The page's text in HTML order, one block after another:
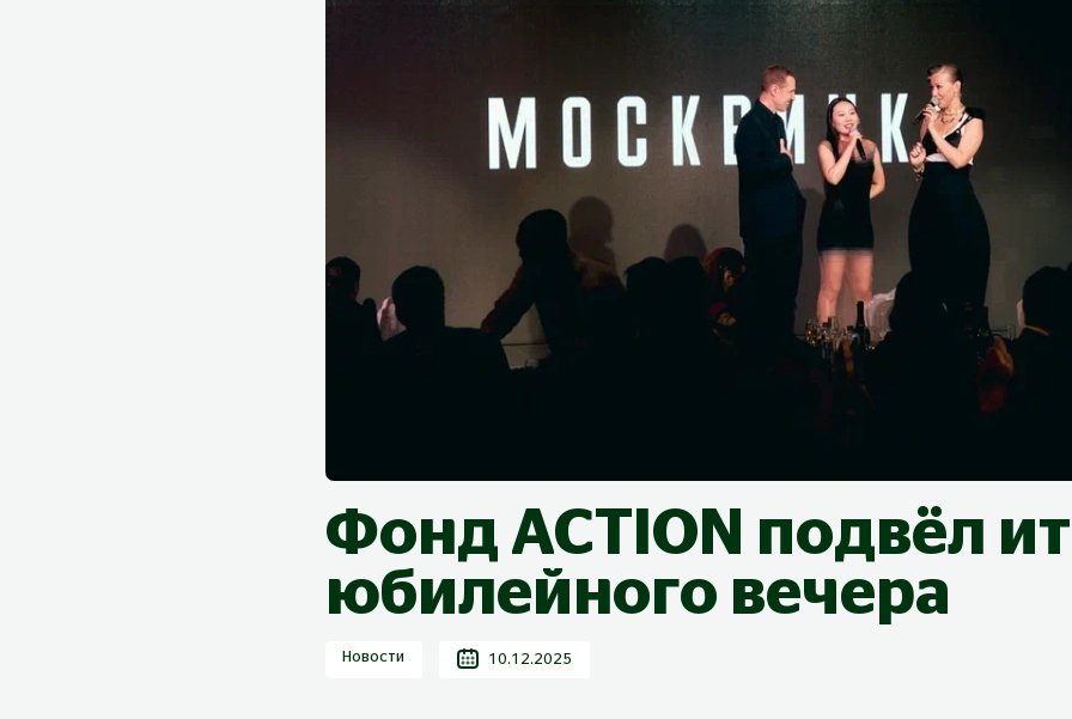
Фонд ACTION подвёл
юбилейного вечера
Новости 10.12.2025